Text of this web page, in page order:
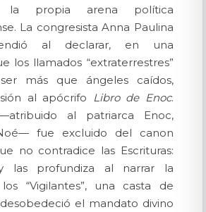
la propia arena política
La congresista Anna Paulina
al declarar, en una
los llamados “extraterrestres”
más que ángeles caídos,
al apócrifo Libro de Enoc.
al patriarca Enoc,
fue excluido del canon
no contradice las Escrituras:
las profundiza al narrar la
“Vigilantes”, una casta de
el mandato divino